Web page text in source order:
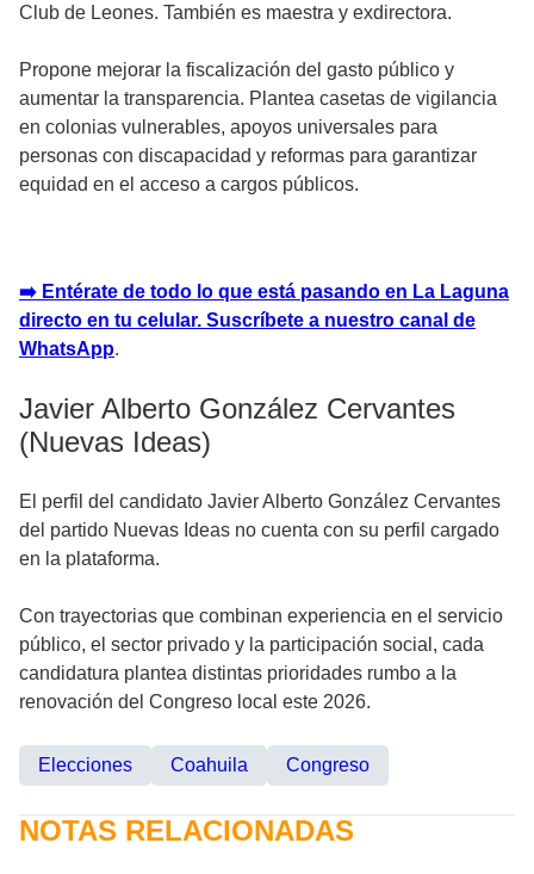
Club de Leones. También es maestra y exdirectora.
Propone mejorar la fiscalización del gasto público y
aumentar la transparencia. Plantea casetas de vigilancia
en colonias vulnerables, apoyos universales para
personas con discapacidad y reformas para garantizar
equidad en el acceso a cargos públicos.
➡️ Entérate de todo lo que está pasando en La Laguna
directo en tu celular. Suscríbete a nuestro canal de
WhatsApp.
Javier Alberto González Cervantes
(Nuevas Ideas)
El perfil del candidato Javier Alberto González Cervantes
del partido Nuevas Ideas no cuenta con su perfil cargado
en la plataforma.
Con trayectorias que combinan experiencia en el servicio
público, el sector privado y la participación social, cada
candidatura plantea distintas prioridades rumbo a la
renovación del Congreso local este 2026.
Elecciones Coahuila Congreso
NOTAS RELACIONADAS